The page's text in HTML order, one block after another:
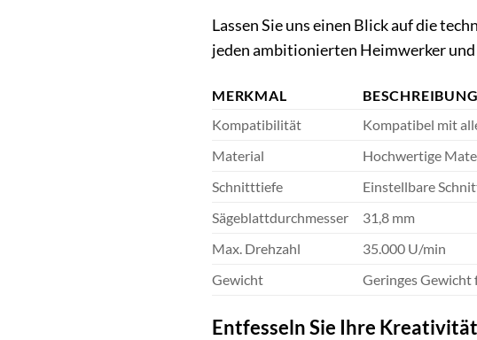
Lassen Sie uns einen Blick auf die
jeden ambitionierten Heimwerker
MERKMAL
BESCHREIBUNG
Kompatibilität
Kompatibel mit
Material
Hochwertige
Schnitttiefe
Einstellbare
Sägeblattdurchmesser
31,8 mm
Max. Drehzahl
35.000 U/min
Gewicht
Geringes
Entfesseln Sie Ihre